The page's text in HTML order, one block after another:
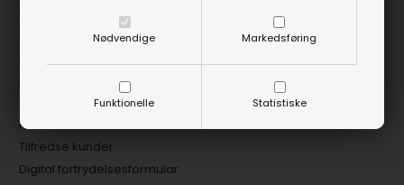
Nødvendige Markedsføring
Funktionelle Statistiske
Kontakt
Tilfredse kunder
Digital fortrydelsesformular